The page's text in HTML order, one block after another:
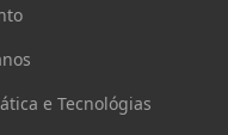
e Tecnológias